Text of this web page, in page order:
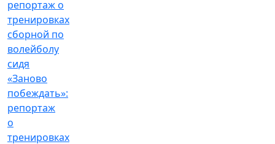
«Заново
побеждать»:
репортаж
о
тренировках